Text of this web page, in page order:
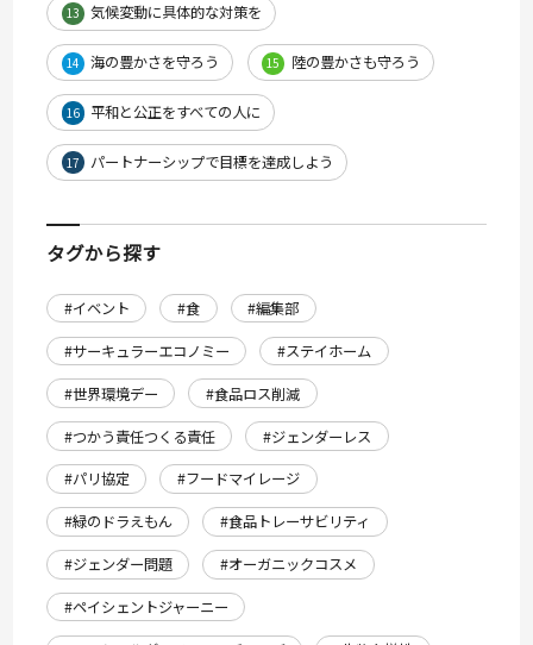
13 気候変動に具体的な対策を
14 海の豊かさを守ろう 15 陸の豊かさも守ろう
16 平和と公正をすべての人に
17 パートナーシップで目標を達成しよう
タグから探す
#イベント #食
#編集部
#サーキュラーエコノミー
#ステイホーム
#世界環境デー
#食品ロス削減
#つかう責任つくる責任
#ジェンダーレス
#パリ協定
#フードマイレージ
#緑のドラえもん
#食品トレーサビリティ
#ジェンダー問題
#オーガニックコスメ
#ペイシェントジャーニー